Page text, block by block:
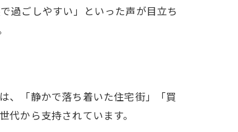
過ごしやすい」といった声が目立ち
、「静かで落ち着いた住宅街」「買
から支持されています。